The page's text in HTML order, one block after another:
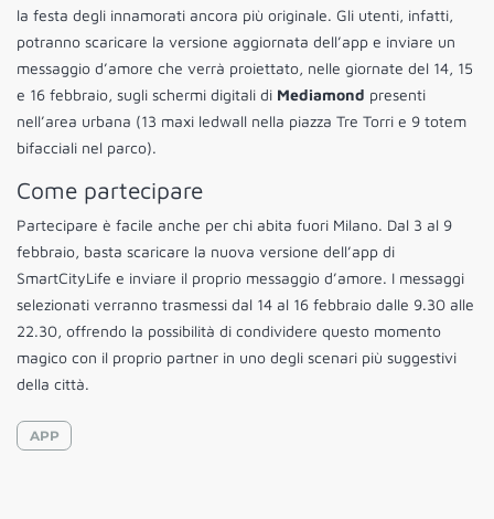
la festa degli innamorati ancora più originale. Gli utenti, infatti,
potranno scaricare la versione aggiornata dell’app e inviare un
messaggio d’amore che verrà proiettato, nelle giornate del 14, 15
e 16 febbraio, sugli schermi digitali di Mediamond presenti
nell’area urbana (13 maxi ledwall nella piazza Tre Torri e 9 totem
bifacciali nel parco).
Come partecipare
Partecipare è facile anche per chi abita fuori Milano. Dal 3 al 9
febbraio, basta scaricare la nuova versione dell’app di
SmartCityLife e inviare il proprio messaggio d’amore. I messaggi
selezionati verranno trasmessi dal 14 al 16 febbraio dalle 9.30 alle
22.30, offrendo la possibilità di condividere questo momento
magico con il proprio partner in uno degli scenari più suggestivi
della città.
APP